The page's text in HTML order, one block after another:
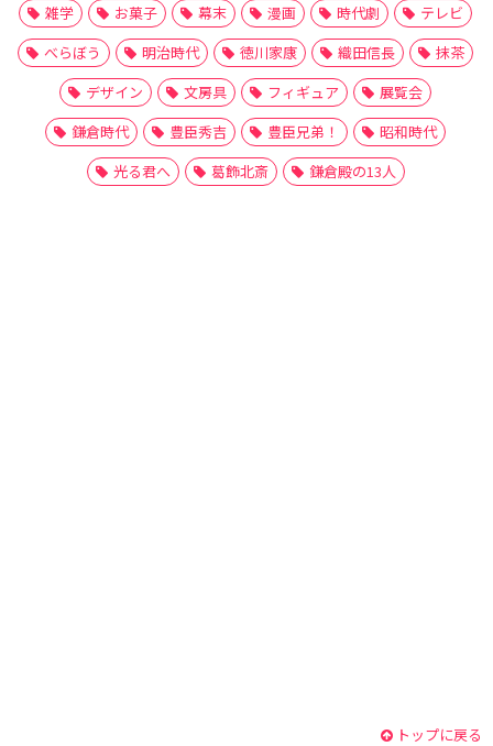
雑学
お菓子 幕末 漫画 時代劇
テレビ
べらぼう
明治時代 徳川家康 織田信長
抹茶
デザイン
文房具 フィギュア
展覧会
鎌倉時代
豊臣秀吉 豊臣兄弟！
昭和時代
光る君へ
葛飾北斎 鎌倉殿の13人
トップに戻る